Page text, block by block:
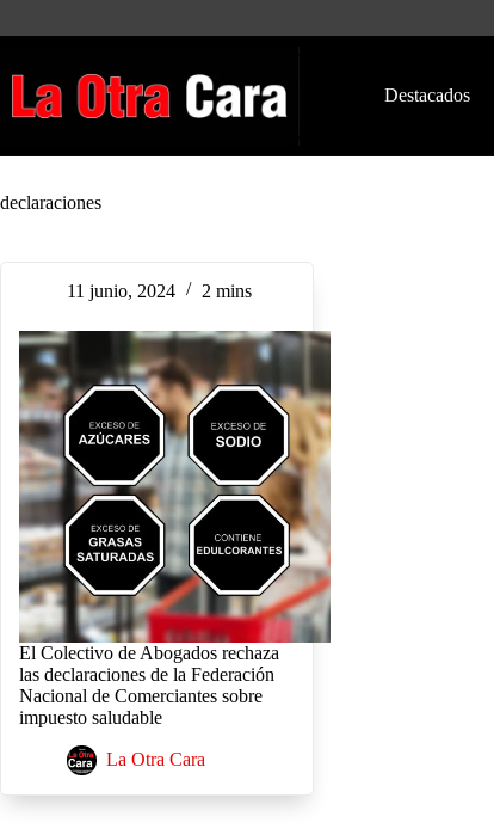
Destacados
declaraciones
11 junio, 2024 2 mins
El Colectivo de Abogados rechaza
las declaraciones de la Federación
Nacional de Comerciantes sobre
impuesto saludable
La Otra Cara